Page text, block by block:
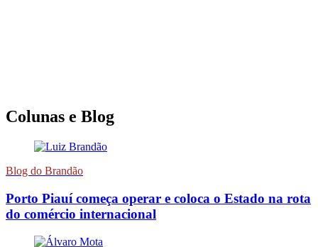
Colunas e Blog
Blog do Brandão
Porto Piauí começa operar e coloca o Estado na rota
do comércio internacional